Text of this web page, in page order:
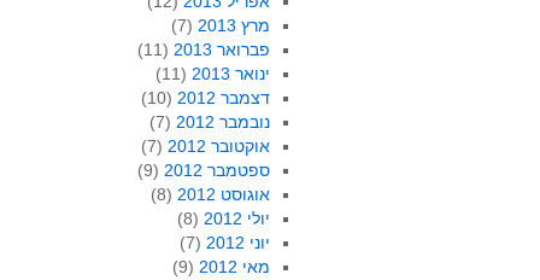
מרץ 2013
(7)
פברואר 2013
(11)
ינואר 2013
(11)
דצמבר 2012
(10)
נובמבר 2012
(7)
אוקטובר 2012
(7)
ספטמבר 2012
(9)
אוגוסט 2012
(8)
יולי 2012
(8)
יוני 2012
(7)
מאי 2012
(9)